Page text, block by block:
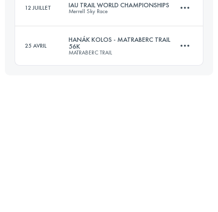
Connectez-vous pour voir l'UTMB Index
12 JUILLET IAU TRAIL WORLD CHAMPIONSHIPS
Merrell Sky Race
68 KM3500 M+
25 AVRIL
HANÁK KOLOS - MATRABERC TRAIL
56K
MATRABERC TRAIL